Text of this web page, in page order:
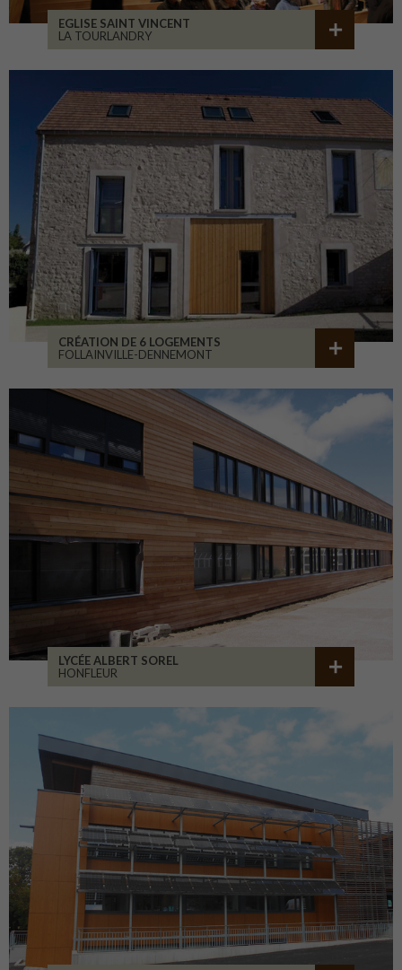
EGLISE SAINT VINCENT
LA TOURLANDRY
CRÉATION DE 6 LOGEMENTS
FOLLAINVILLE-DENNEMONT
LYCÉE ALBERT SOREL
HONFLEUR